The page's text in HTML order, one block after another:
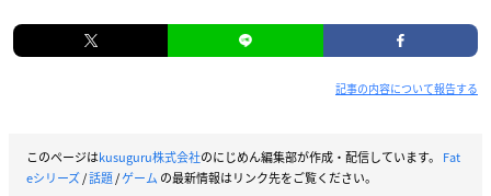
記事の内容について報告する
このページはkusuguru株式会社のにじめん編集部が作成・配信しています。 Fat
eシリーズ/話題/ゲーム の最新情報はリンク先をご覧ください。